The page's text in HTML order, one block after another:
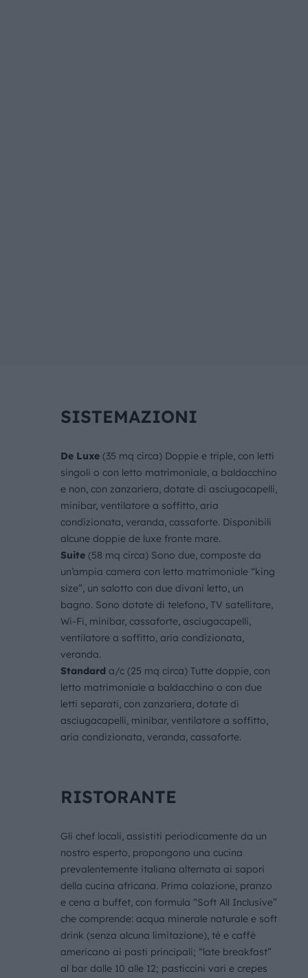
SISTEMAZIONI
De Luxe(35 mq circa) Doppie e triple, con letti
singoli o con letto matrimoniale, a baldacchino
e non, con zanzariera, dotate di asciugacapelli,
minibar, ventilatore a soffitto, aria
condizionata, veranda, cassaforte. Disponibili
alcune doppie de luxe fronte mare.
Suite(58 mq circa) Sono due, composte da
un’ampia camera con letto matrimoniale “king
size”, un salotto con due divani letto, un
bagno. Sono dotate di telefono, TV satellitare,
Wi-Fi, minibar, cassaforte, asciugacapelli,
ventilatore a soffitto, aria condizionata,
veranda.
Standard a/c (25 mq circa) Tutte doppie, con
letto matrimoniale a baldacchino o con due
letti separati, con zanzariera, dotate di
asciugacapelli, minibar, ventilatore a soffitto,
aria condizionata, veranda, cassaforte.
RISTORANTE
Gli chef locali, assistiti periodicamente da un
nostro esperto, propongono una cucina
prevalentemente italiana alternata ai sapori
della cucina africana. Prima colazione, pranzo
e cena a buffet, con formula “Soft All Inclusive”
che comprende: acqua minerale naturale e soft
drink (senza alcuna limitazione), té e caffè
americano ai pasti principali; “late breakfast”
al bar dalle 10 alle 12; pasticcini vari e crepes